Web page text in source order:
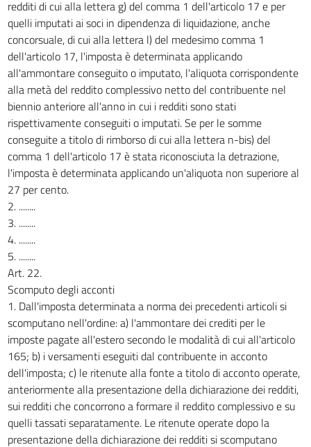
redditi di cui alla lettera g) del comma 1 dell'articolo 17 e per
quelli imputati ai soci in dipendenza di liquidazione, anche
concorsuale, di cui alla lettera l) del medesimo comma 1
dell'articolo 17, l'imposta è determinata applicando
all'ammontare conseguito o imputato, l'aliquota corrispondente
alla metà del reddito complessivo netto del contribuente nel
biennio anteriore all'anno in cui i redditi sono stati
rispettivamente conseguiti o imputati. Se per le somme
conseguite a titolo di rimborso di cui alla lettera n-bis) del
comma 1 dell'articolo 17 è stata riconosciuta la detrazione,
l'imposta è determinata applicando un'aliquota non superiore al
27 per cento.
2. ........
3. ........
4. ........
5. ........
Art. 22.
Scomputo degli acconti
1. Dall'imposta determinata a norma dei precedenti articoli si
scomputano nell'ordine: a) l'ammontare dei crediti per le
imposte pagate all'estero secondo le modalità di cui all'articolo
165; b) i versamenti eseguiti dal contribuente in acconto
dell'imposta; c) le ritenute alla fonte a titolo di acconto operate,
anteriormente alla presentazione della dichiarazione dei redditi,
sui redditi che concorrono a formare il reddito complessivo e su
quelli tassati separatamente. Le ritenute operate dopo la
presentazione della dichiarazione dei redditi si scomputano